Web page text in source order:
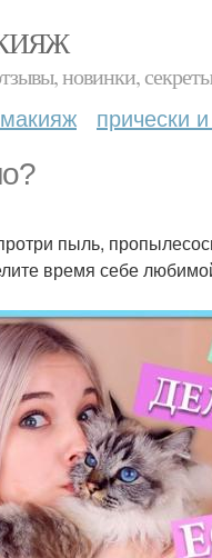
новинки,
прически
пыль,
время себе